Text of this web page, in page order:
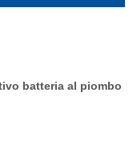
batteria al piombo